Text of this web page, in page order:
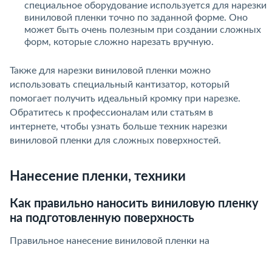
специальное оборудование используется для нарезки
виниловой пленки точно по заданной форме. Оно
может быть очень полезным при создании сложных
форм, которые сложно нарезать вручную.
Также для нарезки виниловой пленки можно
использовать специальный кантизатор, который
помогает получить идеальный кромку при нарезке.
Обратитесь к профессионалам или статьям в
интернете, чтобы узнать больше техник нарезки
виниловой пленки для сложных поверхностей.
Нанесение пленки, техники
Как правильно наносить виниловую пленку
на подготовленную поверхность
Правильное нанесение виниловой пленки на